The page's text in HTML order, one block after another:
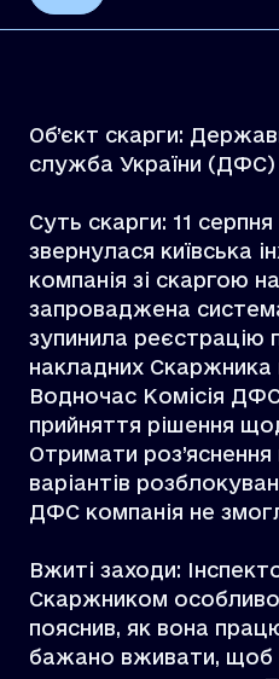
Об’єкт скарги:
служба України (ДФС)
Суть скарги: 11
звернулася київська
компанія зі скаргою
запроваджена
зупинила реєстрацію
накладних Скаржника
Водночас Комісія
прийняття рішення
Отримати
варіантів
ДФС компанія не
Вжиті заходи:
Скаржником
пояснив, як вона
бажано вживати, щоб